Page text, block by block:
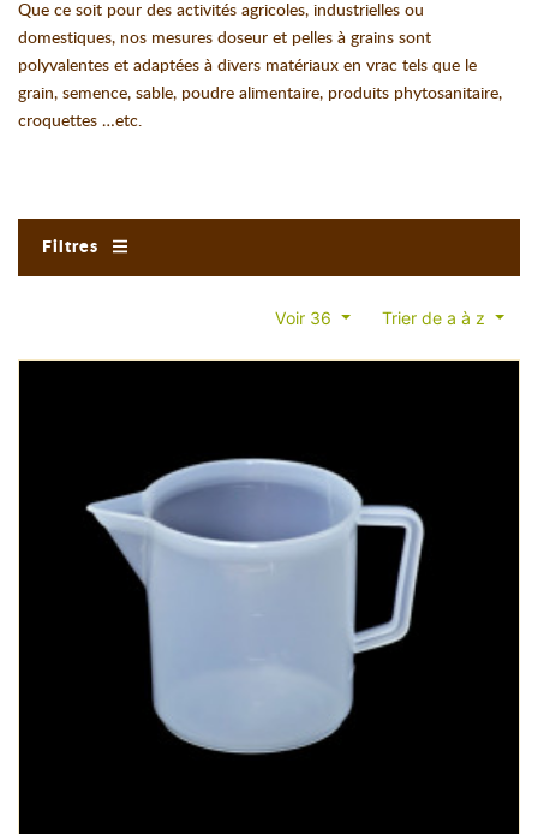
Que ce soit pour des activités agricoles, industrielles ou
domestiques, nos mesures doseur et pelles à grains sont
polyvalentes et adaptées à divers matériaux en vrac tels que le
grain, semence, sable, poudre alimentaire, produits phytosanitaire,
croquettes …etc.
Filtres
Voir 36 Trier de a à z